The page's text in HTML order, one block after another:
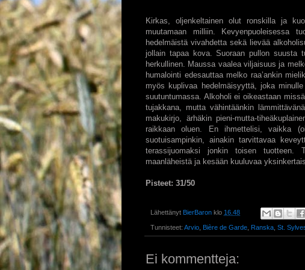
Kirkas, oljenkeltainen olut ronskilla ja
muutamaan milliin. Kevyenpuoleisessa
hedelmäistä vivahdetta sekä lievää
jollain tapaa kova. Suoraan pullon suusta
herkullinen. Maussa vaalea viljaisuus ja
humalointi edesauttaa melko raa’ankin
myös kuplivaa hedelmäisyyttä, joka
suutuntumassa. Alkoholi ei oikeastaan
tujakkana, mutta vähintäänkin
makukirjo, ärhäkin pieni-mutta-
raikkaan oluen. En ihmettelisi, vaikka
suotuisampinkin, ainakin tarvittavaa
terassijuomaksi jonkin toisen tuotteen.
maanläheistä ja kesään kuuluvaa
Pisteet: 31/50
Lähettänyt BierBaron klo 16.48
Tunnisteet: Arvio Bière de Garde Ranska St.
Ei kommentteja: